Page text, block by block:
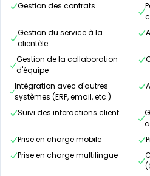
Gestion des contrats
Gestion du service à la
clientèle
Gestion de la collaboration
d'équipe
Intégration avec d'autres
systèmes (ERP, email, etc.)
Suivi des interactions client
Prise en charge mobile
Prise en charge multilingue